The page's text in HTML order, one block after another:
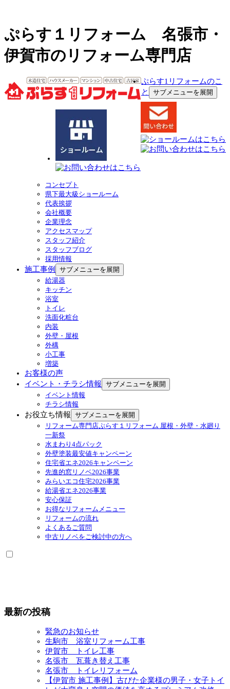
ぷらす１リフォーム 名張市・
伊賀市のリフォーム専門店
ぷらす1リフォームのこ
と
サブメニューを展開
コンセプト
県下最大級ショールーム
代表挨拶
会社概要
企業理念
アクセスマップ
スタッフ紹介
スタッフブログ
採用情報
施工事例
サブメニューを展開
給湯器
キッチン
浴室
トイレ
洗面化粧台
内装
外壁・屋根
外構
小工事
増築
お客様の声
イベント・チラシ情報 サブメニューを展開
イベント情報
チラシ情報
お役立ち情報 サブメニューを展開
リフォーム専門店ぷらす１リフォーム 屋根・外壁・水廻り
一新祭
水まわり4点パック
外壁塗装最安値キャンペーン
住宅省エネ2026キャンペーン
先進的窓リノベ2026事業
みらいエコ住宅2026事業
給湯省エネ2026事業
安心保証
お得なリフォームメニュー
リフォームの流れ
よくあるご質問
中古リノベをご検討中の方へ
最新の投稿
緊急のお知らせ
生駒市 浴室リフォーム工事
伊賀市 トイレ工事
名張市 瓦葺き替え工事
名張市 トイレリフォーム
【伊賀市 施工事例】古びた企業様の男子・女子トイ